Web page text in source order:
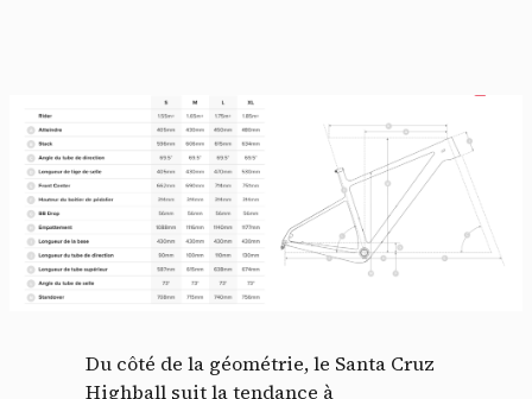
Du côté de la géométrie, le Santa Cruz
Highball suit la tendance à